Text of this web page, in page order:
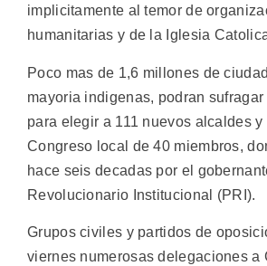
implicitamente al temor de
humanitarias y de la Iglesia
Poco mas de 1,6 millones de
mayoria indigenas, podran
para elegir a 111 nuevos alcaldes y
Congreso local de 40 miembros,
hace seis decadas por el
Revolucionario Institucional (PRI).
Grupos civiles y partidos de
viernes numerosas delegaciones a